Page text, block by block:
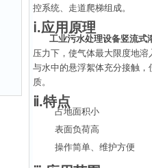
控系统、走道爬梯组成。
ⅰ.应用原理
工业污水处理设备竖流式
压力下，使气体最大限度地
与水中的悬浮絮体充分接触
质。
ⅱ.特点
占地面积小
表面负荷高
操作简单、维护方便